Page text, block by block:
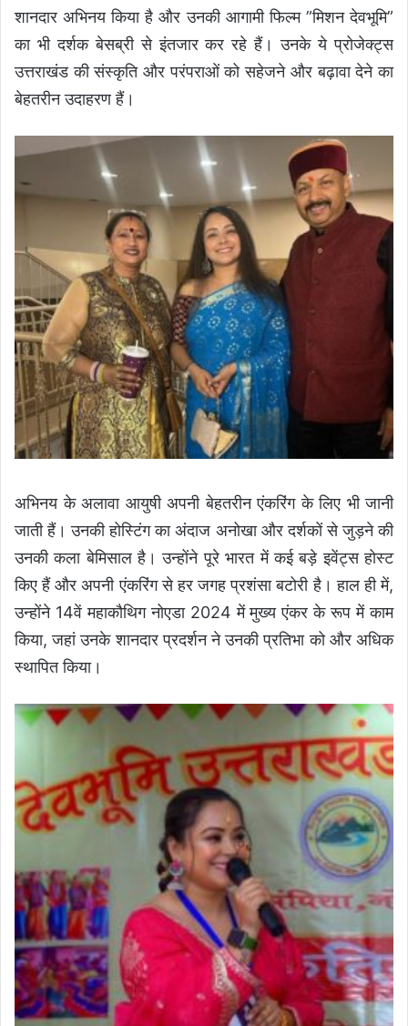
शानदार अभिनय किया है और उनकी आगामी फिल्म ”मिशन देवभूमि”
का भी दर्शक बेसब्री से इंतजार कर रहे हैं। उनके ये प्रोजेक्ट्स
उत्तराखंड की संस्कृति और परंपराओं को सहेजने और बढ़ावा देने का
बेहतरीन उदाहरण हैं।
अभिनय के अलावा आयुषी अपनी बेहतरीन एंकरिंग के लिए भी जानी
जाती हैं। उनकी होस्टिंग का अंदाज अनोखा और दर्शकों से जुड़ने की
उनकी कला बेमिसाल है। उन्होंने पूरे भारत में कई बड़े इवेंट्स होस्ट
किए हैं और अपनी एंकरिंग से हर जगह प्रशंसा बटोरी है। हाल ही में,
उन्होंने 14वें महाकौथिग नोएडा 2024 में मुख्य एंकर के रूप में काम
किया, जहां उनके शानदार प्रदर्शन ने उनकी प्रतिभा को और अधिक
स्थापित किया।